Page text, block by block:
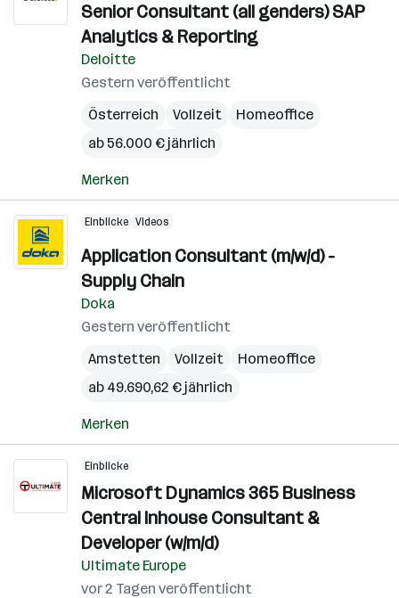
Senior Consultant (all genders) SAP
Analytics & Reporting
Deloitte
Gestern veröffentlicht
Österreich
Vollzeit
Homeoffice
ab 56.000 € jährlich
Merken
Einblicke Videos
Application Consultant (m/w/d) -
Supply Chain
Doka
Gestern veröffentlicht
Amstetten
Vollzeit
Homeoffice
ab 49.690,62 € jährlich
Merken
Einblicke
Microsoft Dynamics 365 Business
Central Inhouse Consultant &
Developer (w/m/d)
Ultimate Europe
vor 2 Tagen veröffentlicht